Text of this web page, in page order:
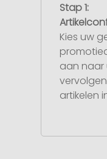
Stap 1:
Kies uw
aan naar
artikelen